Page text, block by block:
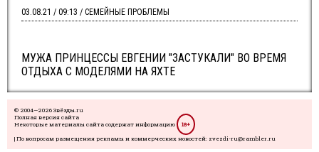
МУЖА ПРИНЦЕССЫ ЕВГЕНИИ "ЗАСТУКАЛИ" ВО ВРЕМЯ
ОТДЫХА С МОДЕЛЯМИ НА ЯХТЕ
03.08.21 / 09:13 / СЕМЕЙНЫЕ ПРОБЛЕМЫ
© 2004—2026 Звёзды.ru
Полная версия сайта
Некоторые материалы сайта содержат информацию
18+
| По вопросам размещения рекламы и коммерческих новостей: zvezdi-ru@rambler.ru